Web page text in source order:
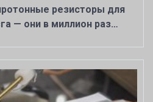
резисторы для
— они в миллион раз